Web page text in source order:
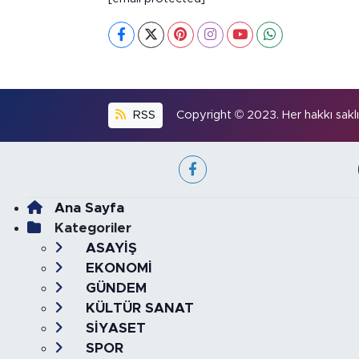
RSS Copyright © 2023. Her hakkı
Ana Sayfa
Kategoriler
ASAYİŞ
EKONOMİ
GÜNDEM
KÜLTÜR SANAT
SİYASET
SPOR